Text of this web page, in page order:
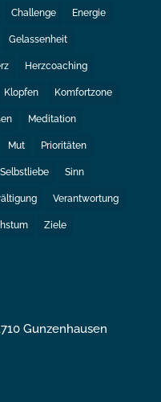
Challenge Energie
Gelassenheit
Herzcoaching
Klopfen Komfortzone
Meditation
Mut Prioritäten
Selbstliebe Sinn
Verantwortung
Ziele
Gunzenhausen